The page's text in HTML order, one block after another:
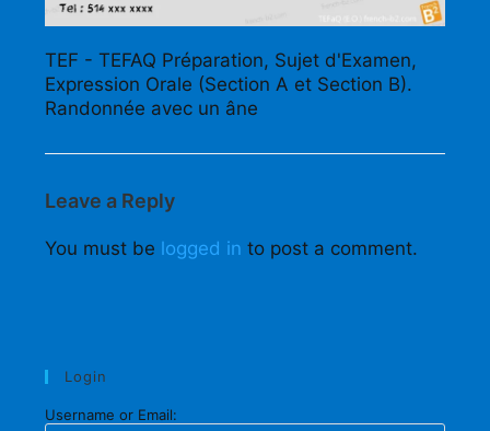
TEF - TEFAQ Préparation, Sujet d'Examen,
Expression Orale (Section A et Section B).
Randonnée avec un âne
Leave a Reply
You must be logged in to post a comment.
Login
Username or Email: